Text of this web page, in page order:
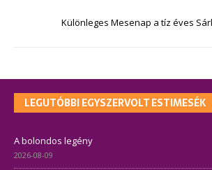
Különleges Mesenap a tíz éves
LEGUTÓBBI EGYSZERVOLT ESTIMESÉK
A bolondos legény
2026-08-09